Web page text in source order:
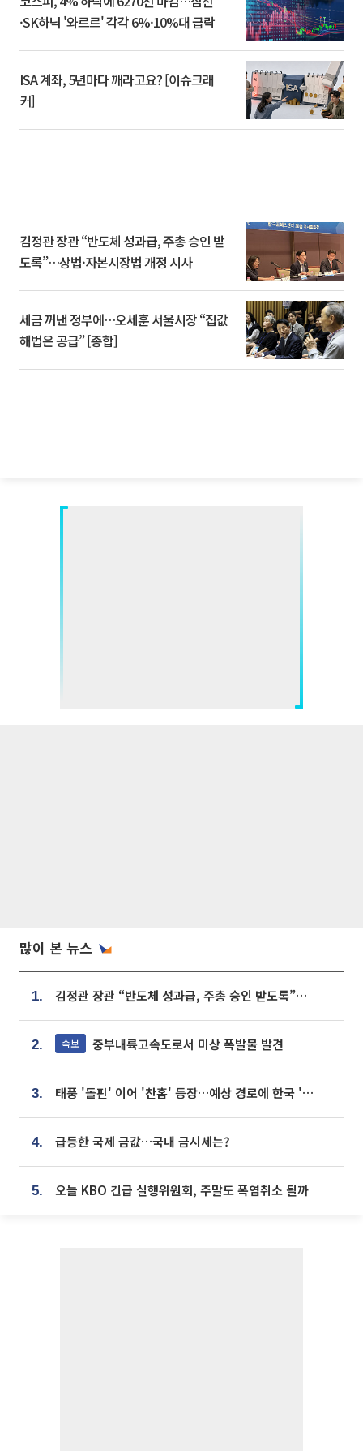
·SK하닉 '와르르' 각각 6%·10%대 급락
ISA 계좌, 5년마다 깨라고요? [이슈크래
커]
김정관 장관 “반도체 성과급, 주총 승인 받
도록”…상법·자본시장법 개정 시사
세금 꺼낸 정부에…오세훈 서울시장 “집값
해법은 공급” [종합]
많이 본 뉴스
1. 김정관 장관 “반도체 성과급, 주총 승인 받도록”…상법·자본시장법 개정 시사
2. 속보 중부내륙고속도로서 미상 폭발물 발견
3. 태풍 '돌핀' 이어 '찬홈' 등장…예상 경로에 한국 '한숨'
4. 급등한 국제 금값…국내 금시세는?
5. 오늘 KBO 긴급 실행위원회, 주말도 폭염취소 될까